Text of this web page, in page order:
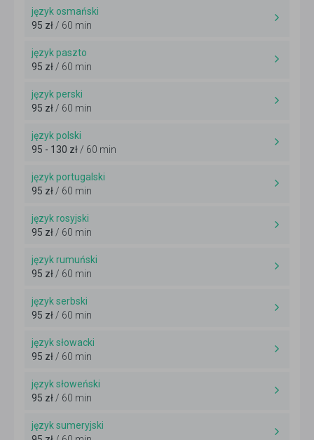
język osmański
95 zł / 60 min
język paszto
95 zł / 60 min
język perski
95 zł / 60 min
język polski
95 - 130 zł / 60 min
język portugalski
95 zł / 60 min
język rosyjski
95 zł / 60 min
język rumuński
95 zł / 60 min
język serbski
95 zł / 60 min
język słowacki
95 zł / 60 min
język słoweński
95 zł / 60 min
język sumeryjski